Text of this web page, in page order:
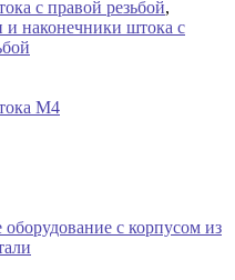
с правой резьбой,
наконечники штока с
М4
с корпусом из